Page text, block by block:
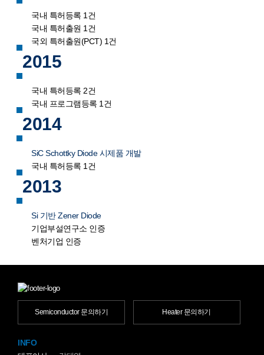
국내 특허등록 1건
국내 특허출원 1건
국외 특허출원(PCT) 1건
2015
국내 특허등록 2건
국내 프로그램등록 1건
2014
SiC Schottky Diode 시제품 개발
국내 특허등록 1건
2013
Si 기반 Zener Diode
기업부설연구소 인증
벤처기업 인증
Semiconductor 문의하기 Heater 문의하기
INFO